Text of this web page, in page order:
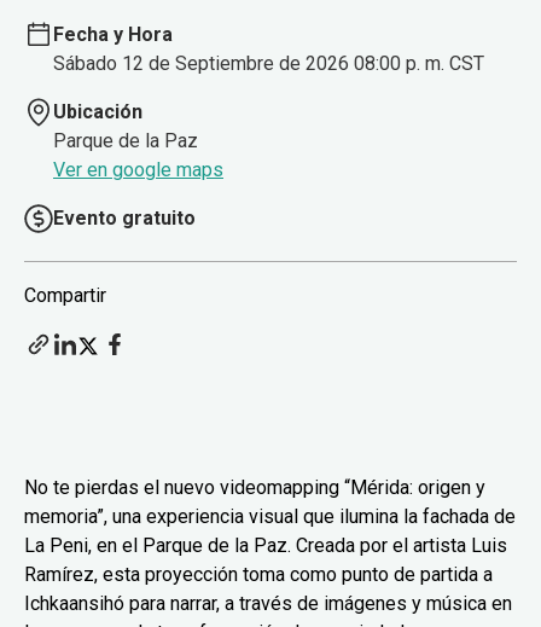
Fecha y Hora
Sábado 12 de Septiembre de 2026 08:00 p. m. CST
Ubicación
Parque de la Paz
Ver en google maps
Evento gratuito
Compartir
No te pierdas el nuevo videomapping “Mérida: origen y
memoria”, una experiencia visual que ilumina la fachada de
La Peni, en el Parque de la Paz. Creada por el artista Luis
Ramírez, esta proyección toma como punto de partida a
Ichkaansihó para narrar, a través de imágenes y música en